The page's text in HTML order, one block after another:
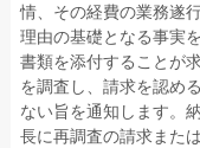
情、その経費の業務遂
理由の基礎となる事実
書類を添付することが
を調査し、請求を認め
ない旨を通知します。
長に再調査の請求また